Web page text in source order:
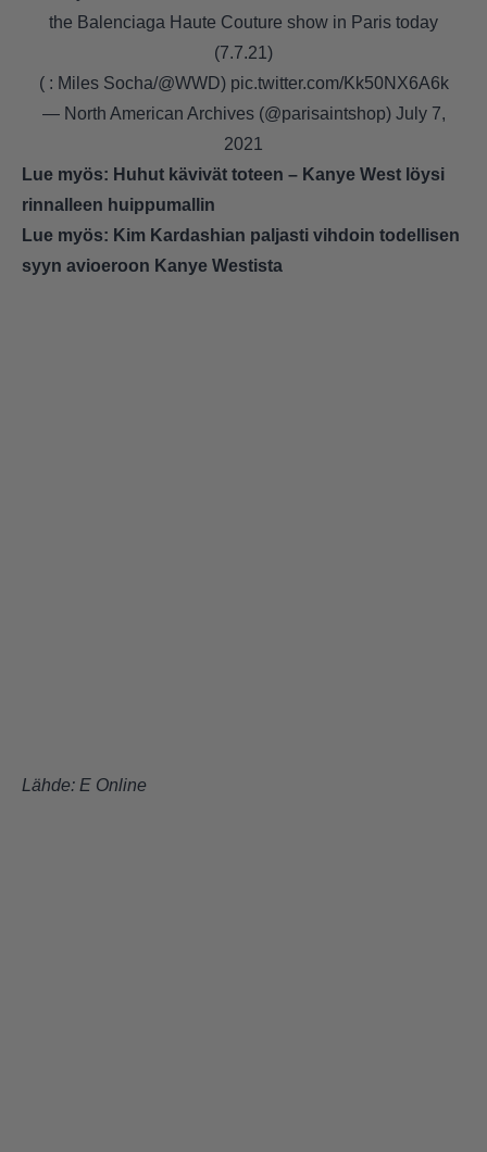
the Balenciaga Haute Couture show in Paris today
(7.7.21)
( : Miles Socha/@WWD) pic.twitter.com/Kk50NX6A6k
— North American Archives (@parisaintshop) July 7,
2021
Lue myös: Huhut kävivät toteen – Kanye West löysi
rinnalleen huippumallin
Lue myös: Kim Kardashian paljasti vihdoin todellisen
syyn avioeroon Kanye Westista
Lähde: E Online